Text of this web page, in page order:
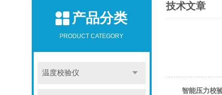
产品分类
PRODUCT CATEGORY
温度校验仪
技术文章
智能压力校